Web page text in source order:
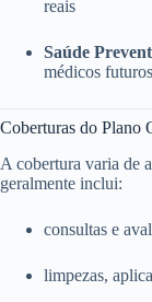
reais
Saúde
médicos
Coberturas do Plano
A cobertura varia de
geralmente inclui:
consultas e
limpezas,